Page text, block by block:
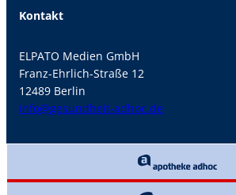
Kontakt
ELPATO Medien GmbH
Franz-Ehrlich-Straße 12
12489 Berlin
info@gesundheit-adhoc.de